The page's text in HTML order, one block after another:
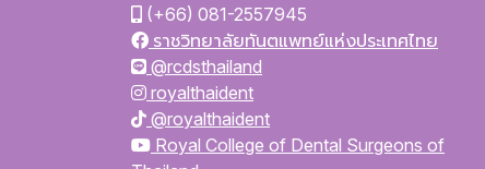
(+66) 081-2557945
ราชวิทยาลัยทันตแพทย์แห่งประเทศไทย
@rcdsthailand
royalthaident
@royalthaident
Royal College of Dental Surgeons of